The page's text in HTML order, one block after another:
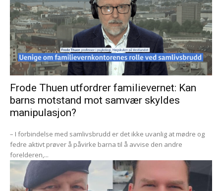
Frode Thuen utfordrer familievernet: Kan
barns motstand mot samvær skyldes
manipulasjon?
– I forbindelse med samlivsbrudd er det ikke uvanlig at mødre og
fedre aktivt prøver å påvirke barna til å avvise den andre
forelderen,...